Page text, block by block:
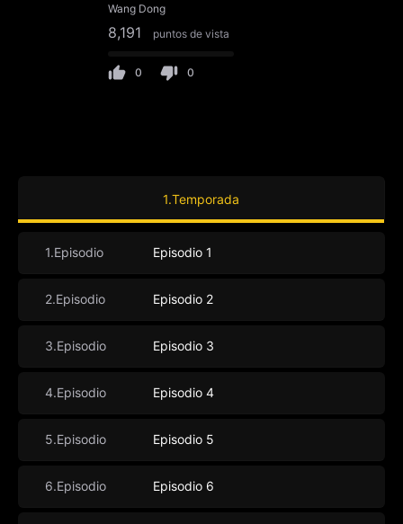
Wang Dong
8,191 puntos de vista
0 0
1.Temporada
1.Episodio Episodio 1
2.Episodio Episodio 2
3.Episodio Episodio 3
4.Episodio Episodio 4
5.Episodio Episodio 5
6.Episodio Episodio 6